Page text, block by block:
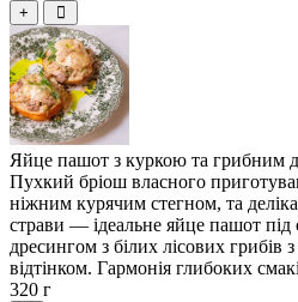
+
Яйце пашот з куркою та грибним
Пухкий бріош власного
ніжним курячим стегном, та
страви — ідеальне яйце пашот
дресингом з білих лісових
відтінком. Гармонія глибоких
320 г